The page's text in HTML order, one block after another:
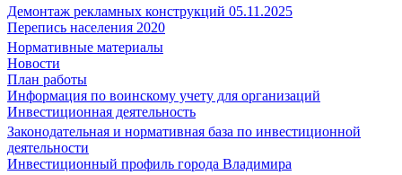
Демонтаж рекламных конструкций 05.11.2025
Перепись населения 2020
Нормативные материалы
Новости
План работы
Информация по воинскому учету для организаций
Инвестиционная деятельность
Законодательная и нормативная база по инвестиционной
деятельности
Инвестиционный профиль города Владимира